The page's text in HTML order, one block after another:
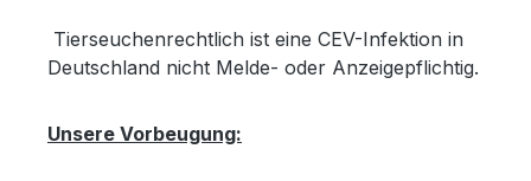
Tierseuchenrechtlich ist eine CEV-Infektion in
Deutschland nicht Melde- oder Anzeigepflichtig.
Unsere Vorbeugung: